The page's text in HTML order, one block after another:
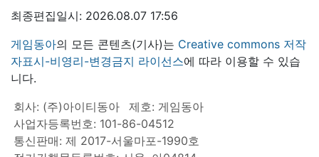
최종편집일시: 2026.08.07 17:56
게임동아의 모든 콘텐츠(기사)는 Creative commons 저작
자표시-비영리-변경금지 라이선스에 따라 이용할 수 있습
니다.
회사: (주)아이티동아
제호: 게임동아
사업자등록번호: 101-86-04512
통신판매: 제 2017-서울마포-1990호